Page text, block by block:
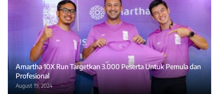
Amartha 10X Run Targetkan 3.000 Peserta Untuk Pemula dan
Profesional
August 19, 2024